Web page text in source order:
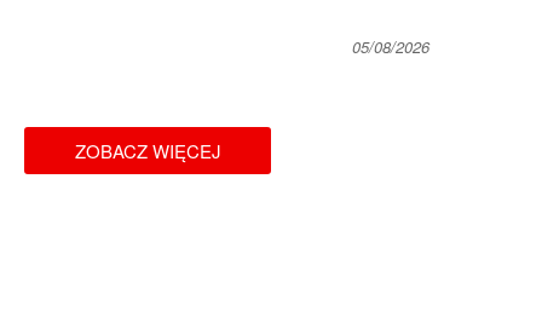
ZOBACZ WIĘCEJ
05/08/2026